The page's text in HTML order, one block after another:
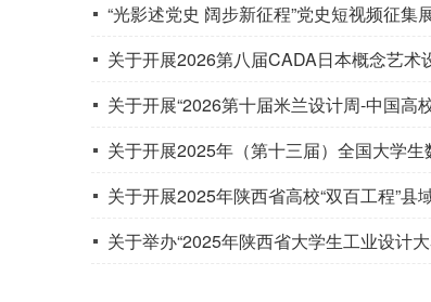
“光影述党史 阔步新征程”党史短视频征集
关于开展2026第八届CADA日本概念艺术
关于开展“2026第十届米兰设计周-中国高
关于开展2025年（第十三届）全国大学
关于开展2025年陕西省高校“双百工程”
关于举办“2025年陕西省大学生工业设计